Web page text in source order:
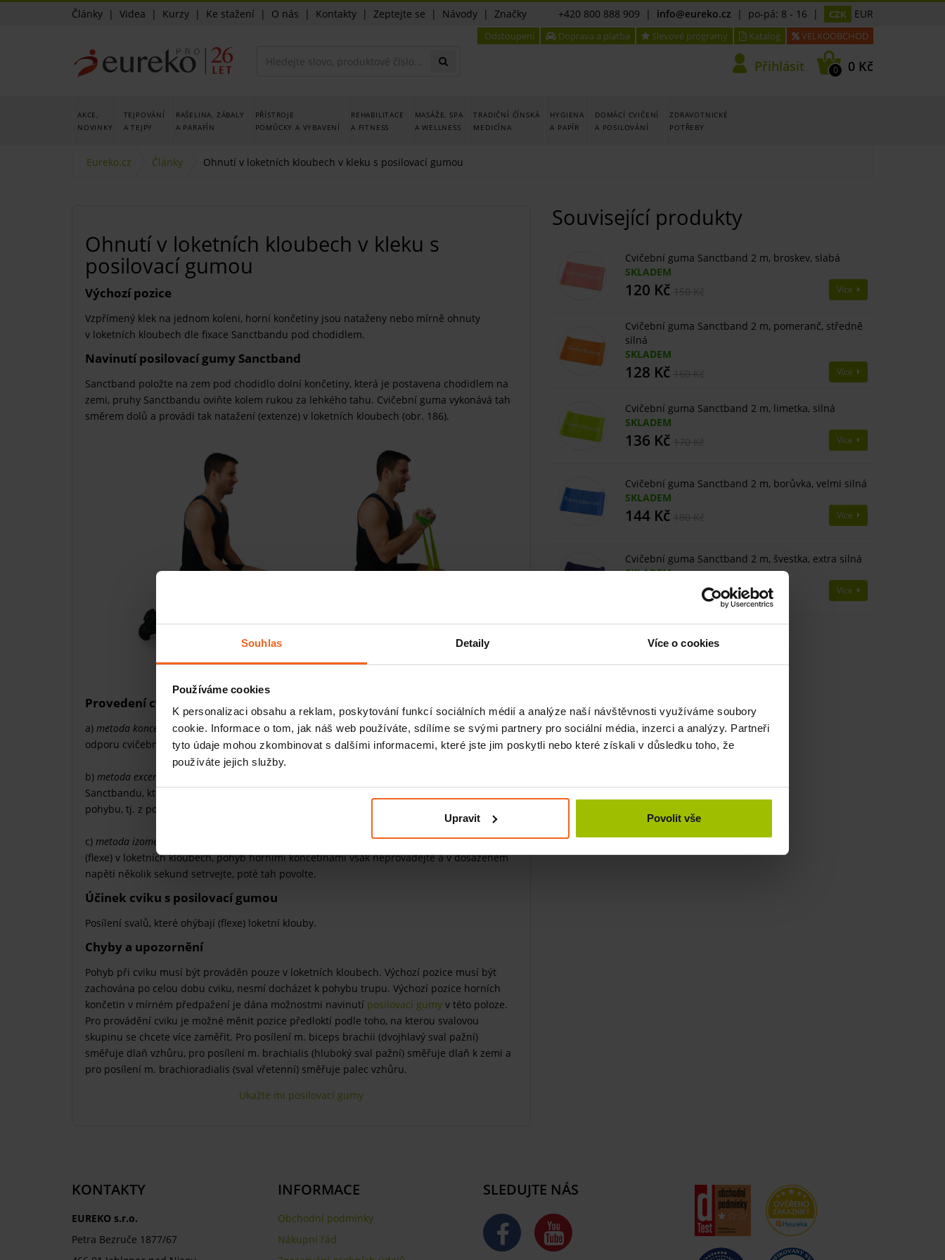
Souhlas Detaily Více o cookies
Používáme cookies
K personalizaci obsahu a reklam, poskytování funkcí sociálních médií a analýze naší návštěvnosti využíváme soubory
cookie. Informace o tom, jak náš web používáte, sdílíme se svými partnery pro sociální média, inzerci a analýzy. Partneři
tyto údaje mohou zkombinovat s dalšími informacemi, které jste jim poskytli nebo které získali v důsledku toho, že
používáte jejich služby.
Upravit Povolit vše
Články | Videa | Kurzy | Ke stažení | O nás | Kontakty | Zeptejte se | Návody | Značky +420 800 888 909 | info@eureko.cz | po-pá: 8 - 16 | CZK EUR
Odstoupení Doprava a platba Slevové programy Katalog VELKOOBCHOD
Přihlásit 0 0 Kč
AKCE,
NOVINKY
TEJPOVÁNÍ
A TEJPY
RAŠELINA, ZÁBALY
A PARAFÍN
PŘÍSTROJE
POMŮCKY A VYBAVENÍ
REHABILITACE
A FITNESS
MASÁŽE, SPA
A WELLNESS
TRADIČNÍ ČÍNSKÁ
MEDICÍNA
HYGIENA
A PAPÍR
DOMÁCÍ CVIČENÍ
A POSILOVÁNÍ
ZDRAVOTNICKÉ
POTŘEBY
Eureko.cz Články Ohnutí v loketních kloubech v kleku s posilovací gumou
Ohnutí v loketních kloubech v kleku s
posilovací gumou
Výchozí pozice
Vzpřímený klek na jednom koleni, horní končetiny jsou nataženy nebo mírně ohnuty
v loketních kloubech dle fixace Sanctbandu pod chodidlem.
Navinutí posilovací gumy Sanctband
Sanctband položte na zem pod chodidlo dolní končetiny, která je postavena chodidlem na
zemi, pruhy Sanctbandu oviňte kolem rukou za lehkého tahu. Cvičební guma vykonává tah
směrem dolů a provádí tak natažení (extenze) v loketních kloubech (obr. 186).
Obrázek 186
Provedení cviku
a) metoda koncentrické kontrakce:z výchozí pozice ohýbejte (flexe) loketní klouby proti
odporu cvičební gumy (obr. 187);
b) metoda excentrické kontrakce:
Sanctbandu, který provádí natažení (extenze) v loketních kloubech, v celém průběhu
pohybu, tj. z polohy ohnutí (flexe) do natažení (extenze) v loketních kloubech;
c) metoda izometrické kontrakce:
zatáhněte za Sanctband tak, jako byste chtěli ohnout paže
(flexe) v loketních kloubech, pohyb horními končetinami však neprovádějte a v dosaženém
napětí několik sekund setrvejte, poté tah povolte.
Účinek cviku s posilovací gumou
Posílení svalů, které ohýbají (flexe) loketní klouby.
Chyby a upozornění
Pohyb při cviku musí být prováděn pouze v loketních kloubech. Výchozí pozice musí být
zachována po celou dobu cviku, nesmí docházet k pohybu trupu. Výchozí pozice horních
končetin v mírném předpažení je dána možnostmi navinutí posilovací gumy v této poloze.
Pro provádění cviku je možné měnit pozice předloktí podle toho, na kterou svalovou
skupinu se chcete více zaměřit. Pro posílení m. biceps brachii (dvojhlavý sval pažní)
směřuje dlaň vzhůru, pro posílení m. brachialis (hluboký sval pažní) směřuje dlaň k zemi a
pro posílení m. brachioradialis (sval vřetenní) směřuje palec vzhůru.
Ukažte mi posilovací gumy
Související produkty
Cvičební guma Sanctband 2 m, broskev, slabá
SKLADEM
120 Kč Více
Cvičební guma Sanctband 2 m, pomeranč, středně
silná
SKLADEM
128 Kč Více
Cvičební guma Sanctband 2 m, limetka, silná
SKLADEM
136 Kč Více
Cvičební guma Sanctband 2 m, borůvka, velmi silná
SKLADEM
144 Kč Více
Cvičební guma Sanctband 2 m, švestka, extra silná
SKLADEM
210 Kč Více
KONTAKTY
EUREKO s.r.o.
Petra Bezruče 1877/67
INFORMACE
Obchodní podmínky
Nákupní řád
SLEDUJTE NÁS